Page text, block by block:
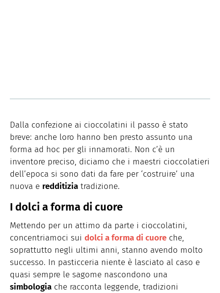
Dalla confezione ai cioccolatini il passo è stato
breve: anche loro hanno ben presto assunto una
forma ad hoc per gli innamorati. Non c’è un
inventore preciso, diciamo che i maestri cioccolatieri
dell’epoca si sono dati da fare per ‘costruire’ una
nuova e redditizia tradizione.
I dolci a forma di cuore
Mettendo per un attimo da parte i cioccolatini,
concentriamoci sui dolci a forma di cuore che,
soprattutto negli ultimi anni, stanno avendo molto
successo. In pasticceria niente è lasciato al caso e
quasi sempre le sagome nascondono una
simbologia che racconta leggende, tradizioni